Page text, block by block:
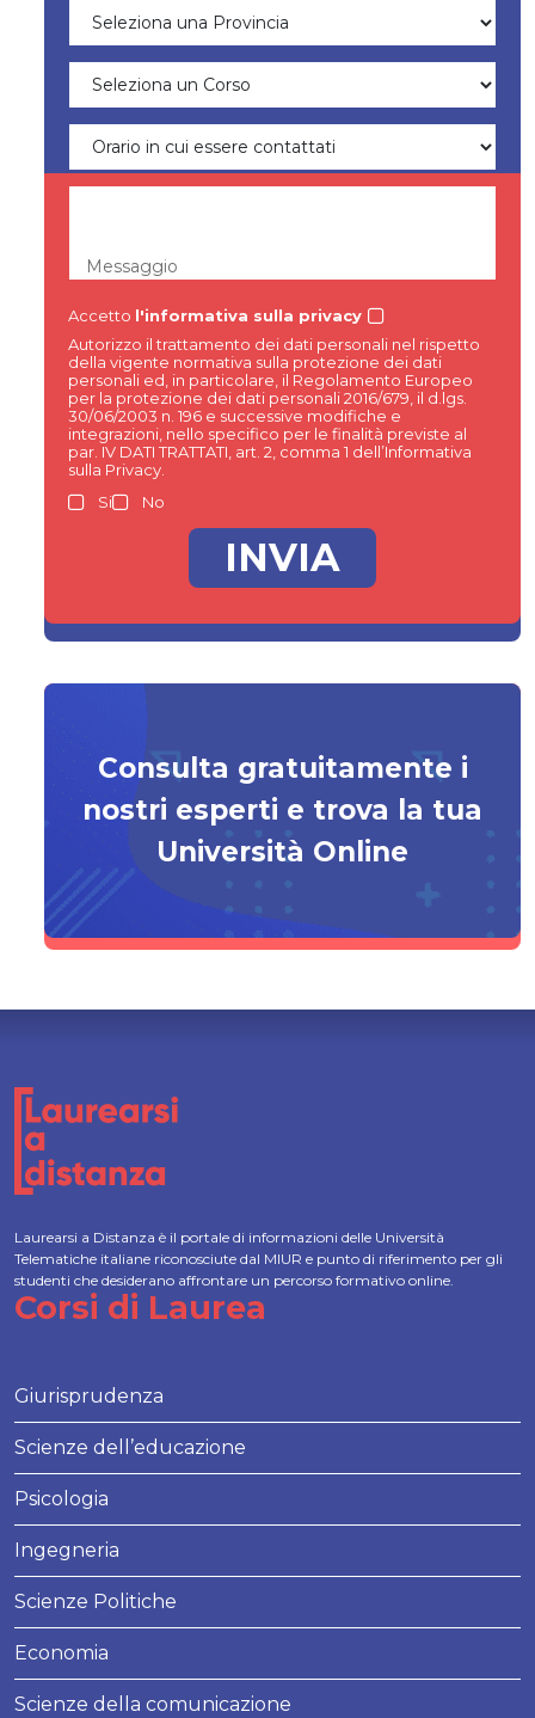
Messaggio
Accetto l'informativa sulla privacy
Autorizzo il trattamento dei dati personali nel rispetto
della vigente normativa sulla protezione dei dati
personali ed, in particolare, il Regolamento Europeo
per la protezione dei dati personali 2016/679, il d.lgs.
30/06/2003 n. 196 e successive modifiche e
integrazioni, nello specifico per le finalità previste al
par. IV DATI TRATTATI, art. 2, comma 1 dell’Informativa
sulla Privacy.
Si
No
Consulta gratuitamente i
nostri esperti e trova la tua
Università Online
Laurearsi a Distanza è il portale di informazioni delle Università
Telematiche italiane riconosciute dal MIUR e punto di riferimento per gli
studenti che desiderano affrontare un percorso formativo online.
Corsi di Laurea
Giurisprudenza
Scienze dell’educazione
Psicologia
Ingegneria
Scienze Politiche
Economia
Scienze della comunicazione